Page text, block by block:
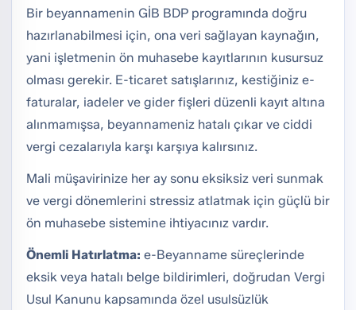
Bir beyannamenin GİB BDP programında doğru
hazırlanabilmesi için, ona veri sağlayan kaynağın,
yani işletmenin ön muhasebe kayıtlarının kusursuz
olması gerekir. E-ticaret satışlarınız, kestiğiniz e-
faturalar, iadeler ve gider fişleri düzenli kayıt altına
alınmamışsa, beyannameniz hatalı çıkar ve ciddi
vergi cezalarıyla karşı karşıya kalırsınız.
Mali müşavirinize her ay sonu eksiksiz veri sunmak
ve vergi dönemlerini stressiz atlatmak için güçlü bir
ön muhasebe sistemine ihtiyacınız vardır.
Önemli Hatırlatma: e-Beyanname süreçlerinde
eksik veya hatalı belge bildirimleri, doğrudan Vergi
Usul Kanunu kapsamında özel usulsüzlük